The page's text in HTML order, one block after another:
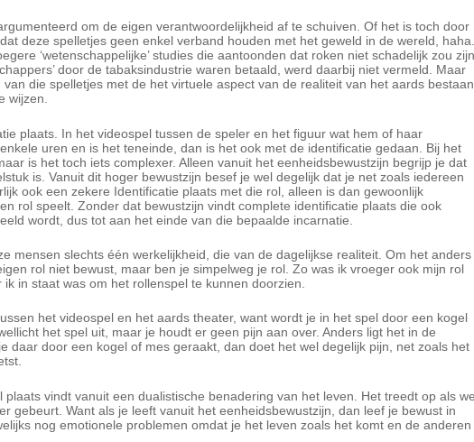
om de eigen verantwoordelijkheid af te schuiven. Of het is toch door
deze spelletjes geen enkel verband houden met het geweld in de wereld,
‘wetenschappelijke’ studies die aantoonden dat roken niet schadelijk zou
door de tabaksindustrie waren betaald, werd daarbij niet vermeld. Maar
die spelletjes met de het virtuele aspect van de realiteit van het aards
wijzen.
plaats. In het videospel tussen de speler en het figuur wat hem of haar
uren en is het teneinde, dan is het ook met de identificatie gedaan. Bij het
is het toch iets complexer. Alleen vanuit het eenheidsbewustzijn begrijp je dat
is. Vanuit dit hoger bewustzijn besef je wel degelijk dat je net zoals iedereen
ook een zekere Identificatie plaats met die rol, alleen is dan gewoonlijk
rol speelt. Zonder dat bewustzijn vindt complete identificatie plaats die ook
wordt, dus tot aan het einde van die bepaalde incarnatie.
mensen slechts één werkelijkheid, die van de dagelijkse realiteit. Om het anders
rol niet bewust, maar ben je simpelweg je rol. Zo was ik vroeger ook mijn rol
in staat was om het rollenspel te kunnen doorzien.
het videospel en het aards theater, want wordt je in het spel door een kogel
het spel uit, maar je houdt er geen pijn aan over. Anders ligt het in de
daar door een kogel of mes geraakt, dan doet het wel degelijk pijn, net zoals het
vindt vanuit een dualistische benadering van het leven. Het treedt op als
gebeurt. Want als je leeft vanuit het eenheidsbewustzijn, dan leef je bewust in
nog emotionele problemen omdat je het leven zoals het komt en de anderen